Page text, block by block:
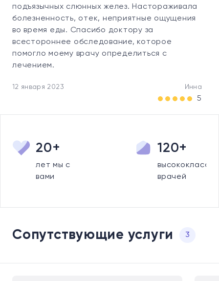
подъязычных слюнных желез. Настораживала
болезненность, отек, неприятные ощущения
во время еды. Спасибо доктору за
всестороннее обследование, которое
помогло моему врачу определиться с
лечением.
12 января 2023 Инна
5
20+
лет мы с
вами
120+
врачей
Сопутствующие услуги 3